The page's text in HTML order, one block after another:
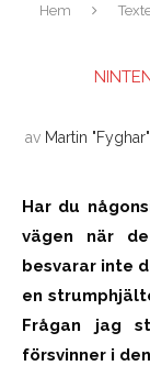
Hem
av Martin
Har du
vägen när
besvarar inte
en
Frågan jag
försvinner i